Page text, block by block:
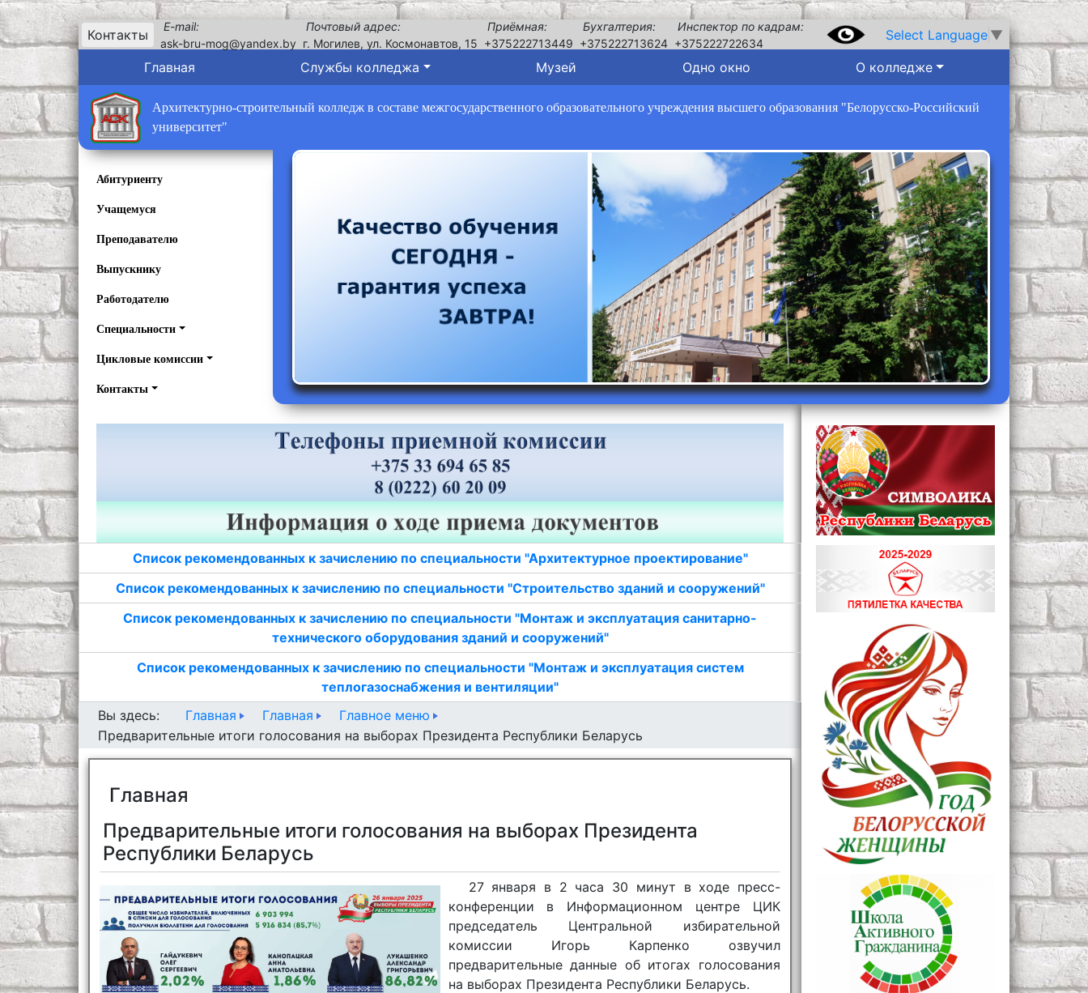
Контакты
E-mail:
ask-bru-mog@yandex.by
Почтовый адрес:
г. Могилев, ул. Космонавтов, 15
Приёмная:
+375222713449
Бухгалтерия:
+375222713624
Инспектор по кадрам:
+375222722634
Select Language ▼
Главная Службы колледжа Музей Одно окно О колледже
Архитектурно-строительный колледж в составе межгосударственного образовательного учреждения высшего образования "Белорусско-Российский
университет"
Абитуриенту
Учащемуся
Преподавателю
Выпускнику
Работодателю
Специальности
Цикловые комиссии
Контакты
Список рекомендованных к зачислению по специальности "Архитектурное проектирование"
Список рекомендованных к зачислению по специальности "Строительство зданий и сооружений"
Список рекомендованных к зачислению по специальности "Монтаж и эксплуатация санитарно-
технического оборудования зданий и сооружений"
Список рекомендованных к зачислению по специальности "Монтаж и эксплуатация систем
теплогазоснабжения и вентиляции"
Вы здесь:
Главная Главная
Главное меню
Предварительные итоги голосования на выборах Президента Республики Беларусь
Главная
Предварительные итоги голосования на выборах Президента
Республики Беларусь
27 января в 2 часа 30 минут в ходе пресс-
конференции в Информационном центре ЦИК
председатель Центральной избирательной
комиссии Игорь Карпенко озвучил
предварительные данные об итогах голосования
на выборах Президента Республики Беларусь.